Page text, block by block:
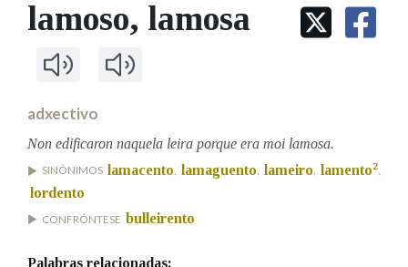
IDENTIDADE CORPORATIVA
MARCIAL DEL ADALID
FIGURAS HOMENAXEADAS
PORTAL DAS PALABRAS
Facebook
TwitterYoutubeInstagramBluesky
BUSCAR NOS LEMAS
Comeza por
Contén
lamoso, lamosa
adxectivo
Non edificaron naquela leira porque era moi lamosa.
SINÓNIMOS lamacento, lamaguento, lameiro, lamento2,
lordento
CONFRÓNTESE bulleirento
Palabras relacionadas: